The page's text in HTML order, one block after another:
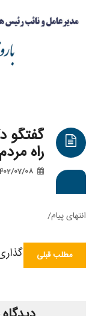
گفتگو دکتر
راه مردم
1402/07/08
پیام/
اشتراک گذاری
قبلی